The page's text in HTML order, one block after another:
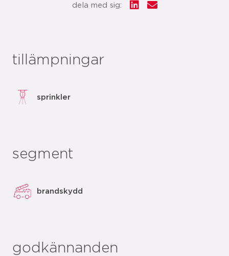
dela med sig:
tillämpningar
sprinkler
segment
brandskydd
godkännanden